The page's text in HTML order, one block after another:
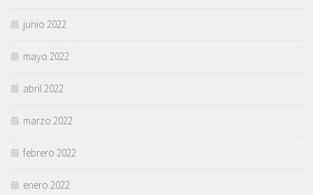
junio 2022
mayo 2022
abril 2022
marzo 2022
febrero 2022
enero 2022